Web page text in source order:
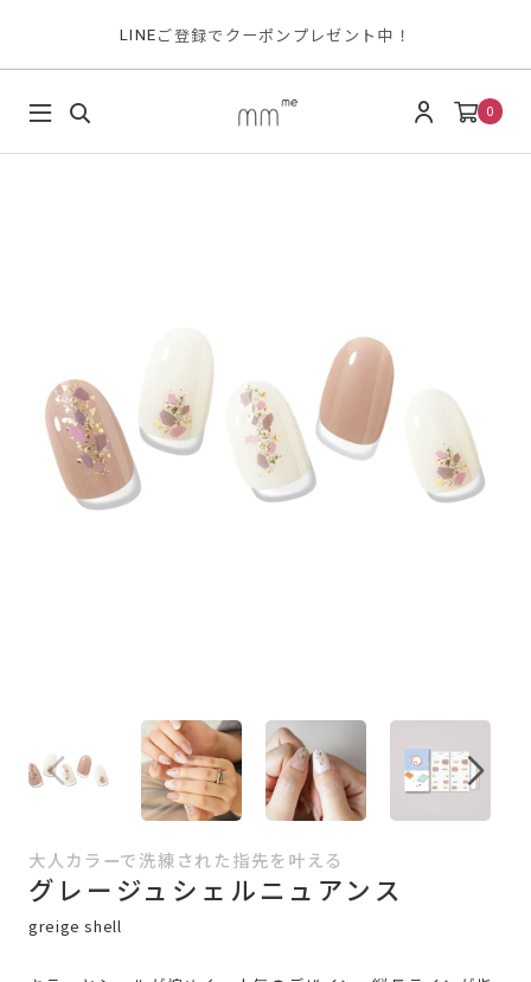
LINE ご登録でクーポンプレゼント中！
0
大人カラーで洗練された指先を叶える
グレージュシェルニュアンス
greige shell